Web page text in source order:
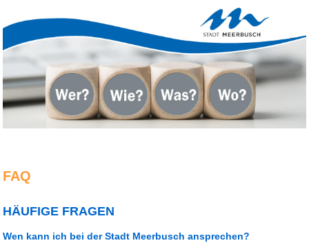
FAQ
HÄUFIGE FRAGEN
Wen kann ich bei der Stadt Meerbusch ansprechen?